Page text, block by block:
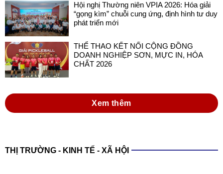
Hội nghị Thường niên VPIA 2026: Hóa giải
“gọng kìm” chuỗi cung ứng, định hình tư duy
phát triển mới
THỂ THAO KẾT NỐI CỘNG ĐỒNG
DOANH NGHIỆP SƠN, MỰC IN, HÓA
CHẤT 2026
Xem thêm
THỊ TRƯỜNG - KINH TẾ - XÃ HỘI